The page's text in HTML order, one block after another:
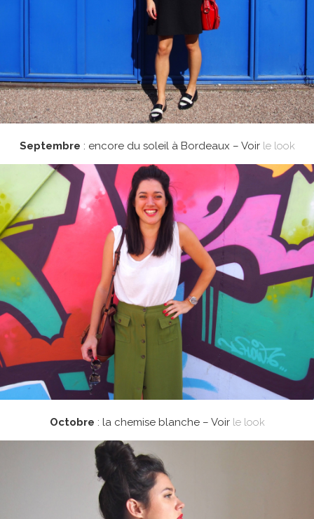
Septembre : encore du soleil à Bordeaux – Voir le look
Octobre : la chemise blanche – Voir le look